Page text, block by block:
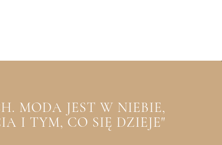
MODA JEST W NIEBIE,
I TYM, CO SIĘ DZIEJE"